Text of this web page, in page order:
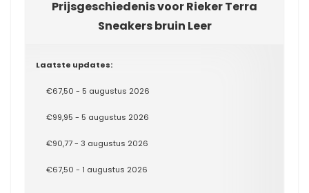
Prijsgeschiedenis voor Rieker Terra
Sneakers bruin Leer
Laatste updates:
€67,50 - 5 augustus 2026
€99,95 - 5 augustus 2026
€90,77 - 3 augustus 2026
€67,50 - 1 augustus 2026